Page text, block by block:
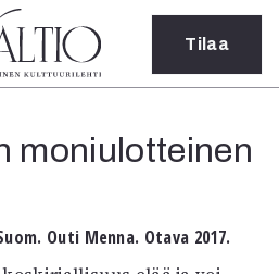
Tanssi
Tilaa
moniulotteinen
Outi Menna. Otava 2017.